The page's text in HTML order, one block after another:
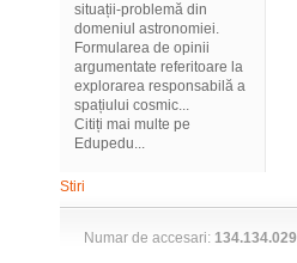
situații-problemă din
domeniul astronomiei.
Formularea de opinii
argumentate referitoare la
explorarea responsabilă a
spațiului cosmic...
Citiți mai multe pe
Edupedu...
Stiri
Numar de accesari: 134.134.029